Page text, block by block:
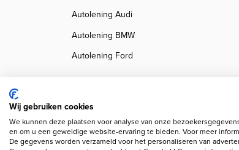
Autolening Audi
Autolening BMW
Autolening Ford
Copyright
Privacy verklaring Cookieverklaring Disclaimer
Wij gebruiken cookies
We kunnen deze plaatsen voor analyse van onze
en om u een geweldige website-ervaring te bieden. Voor meer
De gegevens worden verzameld voor het personaliseren van